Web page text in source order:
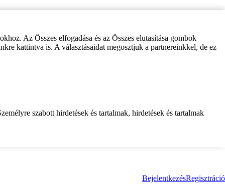
Az Összes elfogadása és az Összes elutasítása gombok
kattintva is. A választásaidat megosztjuk a partnereinkkel, de ez
szabott hirdetések és tartalmak, hirdetések és tartalmak
BejelentkezésRegisztráció